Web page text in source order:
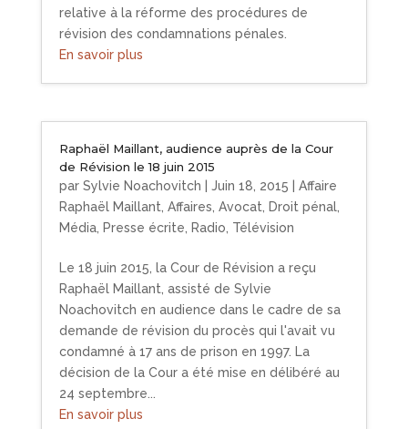
relative à la réforme des procédures de
révision des condamnations pénales.
En savoir plus
Raphaël Maillant, audience auprès de la Cour
de Révision le 18 juin 2015
par Sylvie Noachovitch Juin 18, 2015
Affaire
Raphaël Maillant, Affaires, Avocat, Droit pénal,
Média, Presse écrite, Radio, Télévision
Le 18 juin 2015, la Cour de Révision a reçu
Raphaël Maillant, assisté de Sylvie
Noachovitch en audience dans le cadre de sa
demande de révision du procès qui l'avait vu
condamné à 17 ans de prison en 1997. La
décision de la Cour a été mise en délibéré au
24 septembre...
En savoir plus